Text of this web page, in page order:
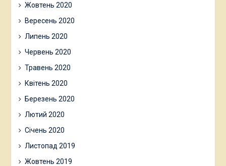
Жовтень 2020
Вересень 2020
Липень 2020
Червень 2020
Травень 2020
Квітень 2020
Березень 2020
Лютий 2020
Січень 2020
Листопад 2019
Жовтень 2019